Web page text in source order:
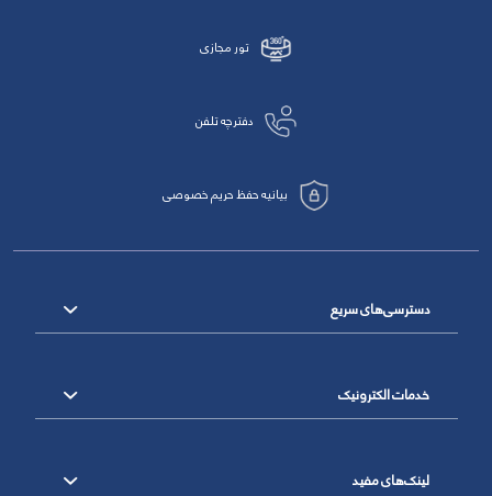
تور مجازی
دفترچه تلفن
بیانیه حفظ حریم خصوصی
دسترسی‌های سریع
خدمات الکترونیک
لینک‌های مفید